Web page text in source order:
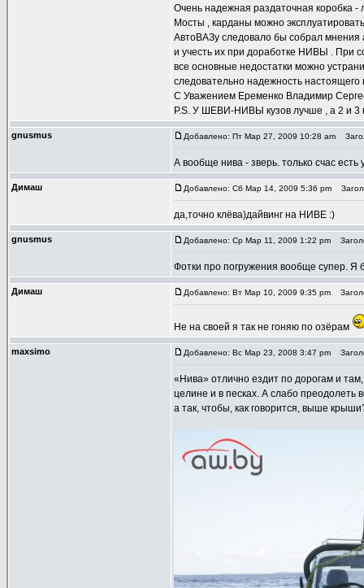
Очень надежная раздаточная коробка -
Мосты , карданы можно
АвтоВАЗу следовало бы собрал
и учесть их при доработке НИВЫ . При
все основные недостатки можно
следовательно надежность
С Уважением Еременко Владимир
P.S. У ШЕВИ-НИВЫ кузов лучше , а 2 и 3
gnusmus Добавлено: Пт Мар 27, 2009 10:28 am
А вообще нива - зверь. только счас
Димаш Добавлено: Сб Мар 14, 2009 5:36 pm
да,точно клёва)дайвинг на НИВЕ :)
gnusmus Добавлено: Ср Мар 11, 2009 1:22 pm
Фотки про погружения вообще супер. Я
Димаш Добавлено: Вт Мар 10, 2009 9:35 pm
Не на своей я так не гоняю по озёрам
maxsimo Добавлено: Вс Мар 23, 2008 3:47 pm
«Нива» отлично ездит по дорогам и
целине и в песках. А слабо преодолеть
а так, чтобы, как говорится, выше